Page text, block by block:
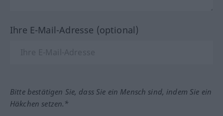
Ihre E-Mail-Adresse (optional)
Bitte bestätigen Sie, dass Sie ein Mensch sind, indem Sie ein
Häkchen setzen.*